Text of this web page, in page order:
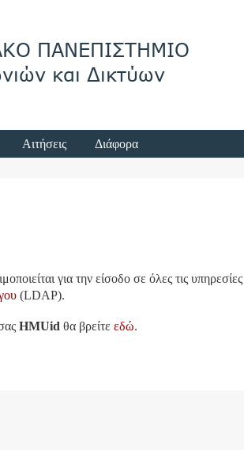
Αιτήσεις Διάφορα
για την είσοδο σε όλες τις
(LDAP).
HMUid θα βρείτε εδώ.